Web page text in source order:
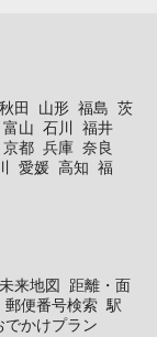
秋田 山形 福島 茨
富山 石川
福井
京都 兵庫 奈良
愛媛 高知 福
来地図
距離・面
郵便番号検索 駅
でかけプラン